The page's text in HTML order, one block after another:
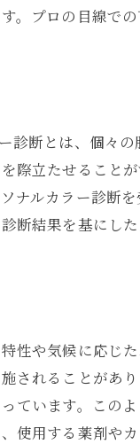
ラー
。プロの目線で
診断とは、個々
際立たせること
ナルカラー診断
断結果を基にし
性や気候に応じ
れることがあり
ています。この
使用する薬剤や